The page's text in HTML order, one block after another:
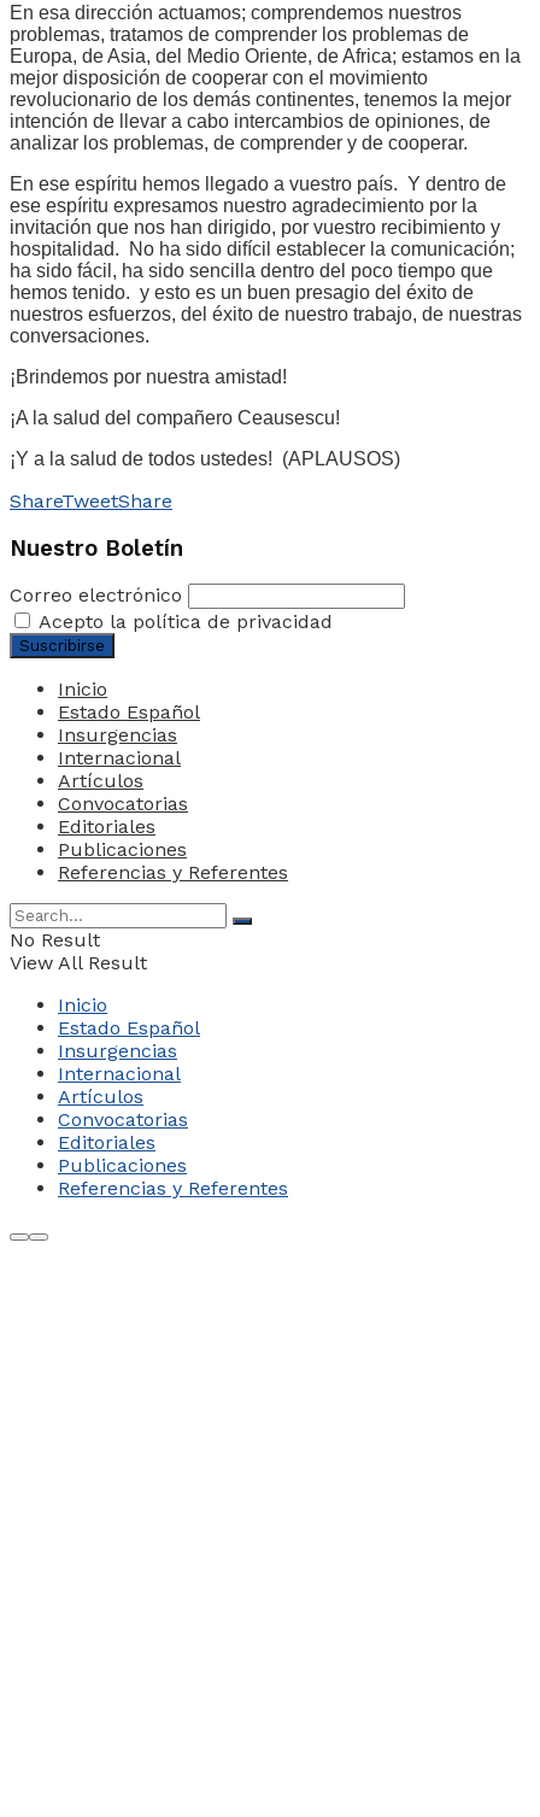
En esa dirección actuamos; comprendemos nuestros
problemas, tratamos de comprender los problemas de
Europa, de Asia, del Medio Oriente, de Africa; estamos en la
mejor disposición de cooperar con el movimiento
revolucionario de los demás continentes, tenemos la mejor
intención de llevar a cabo intercambios de opiniones, de
analizar los problemas, de comprender y de cooperar.
En ese espíritu hemos llegado a vuestro país. Y dentro de
ese espíritu expresamos nuestro agradecimiento por la
invitación que nos han dirigido, por vuestro recibimiento y
hospitalidad. No ha sido difícil establecer la comunicación;
ha sido fácil, ha sido sencilla dentro del poco tiempo que
hemos tenido. y esto es un buen presagio del éxito de
nuestros esfuerzos, del éxito de nuestro trabajo, de nuestras
conversaciones.
¡Brindemos por nuestra amistad!
¡A la salud del compañero Ceausescu!
¡Y a la salud de todos ustedes! (APLAUSOS)
ShareTweetShare
Nuestro Boletín
Correo electrónico
Acepto la política de privacidad
Inicio
Estado Español
Insurgencias
Internacional
Artículos
Convocatorias
Editoriales
Publicaciones
Referencias y Referentes
No Result
View All Result
Inicio
Estado Español
Insurgencias
Internacional
Artículos
Convocatorias
Editoriales
Publicaciones
Referencias y Referentes